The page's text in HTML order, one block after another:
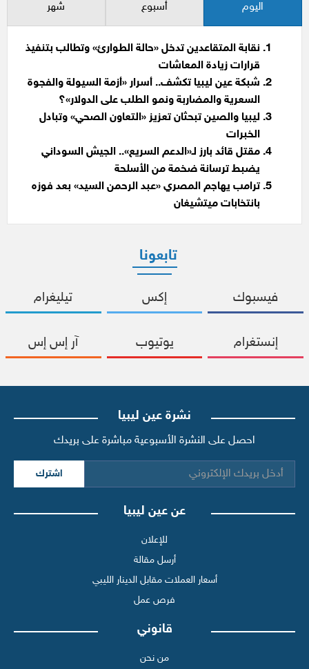
اليوم أسبوع شهر
نقابة المتقاعدين تدخل «حالة الطوارئ» وتطالب بتنفيذ
قرارات زيادة المعاشات
شبكة عين ليبيا تكشف.. أسرار «أزمة السيولة والفجوة
السعرية والمضاربة ونمو الطلب على الدولار»؟
ليبيا والصين تبحثان تعزيز «التعاون الصحي» وتبادل
الخبرات
مقتل قائد بارز لـ«الدعم السريع».. الجيش السوداني
يضبط ترسانة ضخمة من الأسلحة
ترامب يهاجم المصري «عبد الرحمن السيد» بعد فوزه
بانتخابات ميتشيغان
تابعونا
فيسبوك إكس تيليغرام
إنستغرام يوتيوب آر إس إس
نشرة عين ليبيا
احصل على النشرة الأسبوعية مباشرة على بريدك
اشترك
عن عين ليبيا
للإعلان
أرسل مقالة
أسعار العملات مقابل الدينار الليبي
فرص عمل
قانوني
من نحن